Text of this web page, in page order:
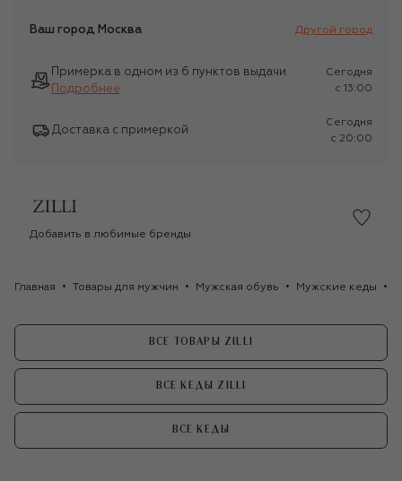
Ваш город Москва Другой город
Примерка в одном из 6 пунктов выдачи
Подробнее
Сегодня
c 13:00
Доставка с примеркой
Сегодня
c 20:00
Добавить в любимые бренды
Главная Товары для мужчин Мужская обувь Мужские кеды
ВСЕ ТОВАРЫ ZILLI
ВСЕ КЕДЫ ZILLI
ВСЕ КЕДЫ